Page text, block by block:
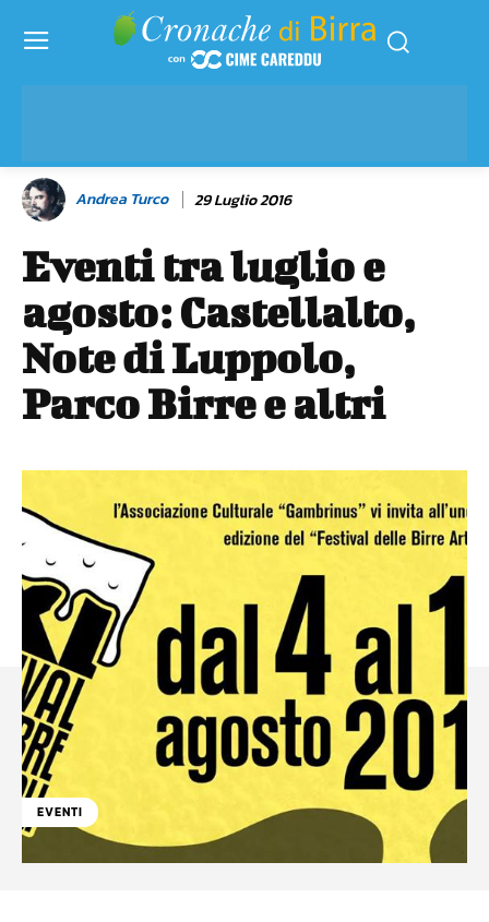
Andrea Turco 29 Luglio 2016
Eventi tra luglio e
agosto: Castellalto,
Note di Luppolo,
Parco Birre e altri
EVENTI